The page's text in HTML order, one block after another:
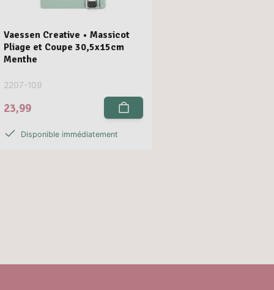
Vaessen Creative • Massicot
Pliage et Coupe 30,5x15cm
Menthe
2207-109
23,99
Disponible immédiatement